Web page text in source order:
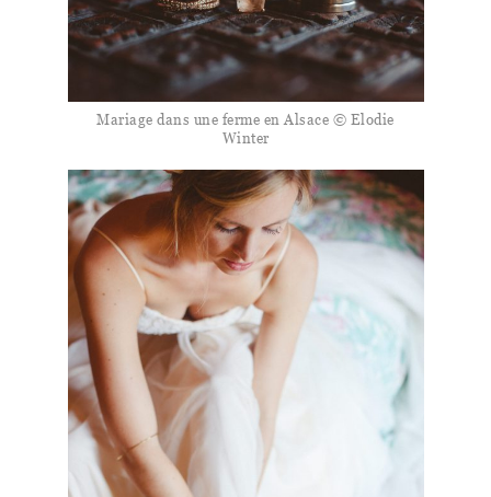
Mariage dans une ferme en Alsace © Elodie
Winter